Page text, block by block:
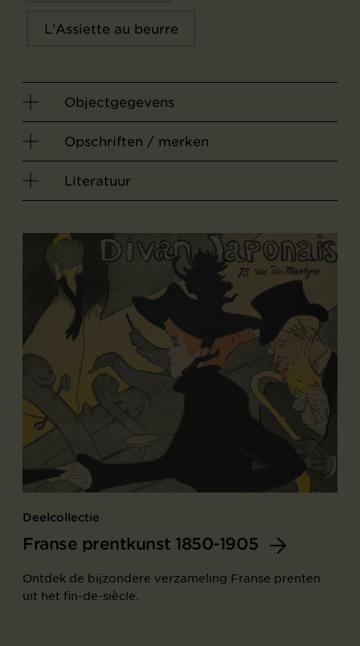
L'Assiette au beurre
Objectgegevens
Opschriften / merken
Literatuur
Deelcollectie
Franse prentkunst 1850-1905
Ontdek de bijzondere verzameling Franse prenten
uit het fin-de-siècle.